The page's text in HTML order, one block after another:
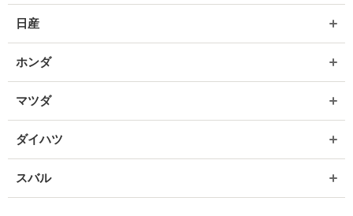
日産
ホンダ
マツダ
ダイハツ
スバル